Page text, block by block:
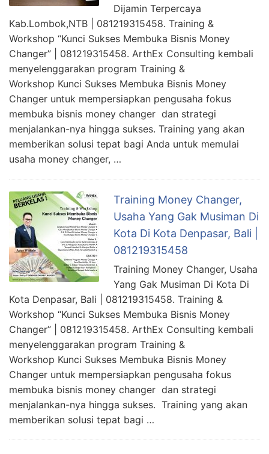
Dijamin Terpercaya
Kab.Lombok,NTB | 081219315458. Training &
Workshop “Kunci Sukses Membuka Bisnis Money
Changer” | 081219315458. ArthEx Consulting kembali
menyelenggarakan program Training &
Workshop Kunci Sukses Membuka Bisnis Money
Changer untuk mempersiapkan pengusaha fokus
membuka bisnis money changer dan strategi
menjalankan-nya hingga sukses. Training yang akan
memberikan solusi tepat bagi Anda untuk memulai
usaha money changer, …
Training Money Changer,
Usaha Yang Gak Musiman Di
Kota Di Kota Denpasar, Bali |
081219315458
Training Money Changer, Usaha
Yang Gak Musiman Di Kota Di
Kota Denpasar, Bali | 081219315458. Training &
Workshop “Kunci Sukses Membuka Bisnis Money
Changer” | 081219315458. ArthEx Consulting kembali
menyelenggarakan program Training &
Workshop Kunci Sukses Membuka Bisnis Money
Changer untuk mempersiapkan pengusaha fokus
membuka bisnis money changer dan strategi
menjalankan-nya hingga sukses. Training yang akan
memberikan solusi tepat bagi …